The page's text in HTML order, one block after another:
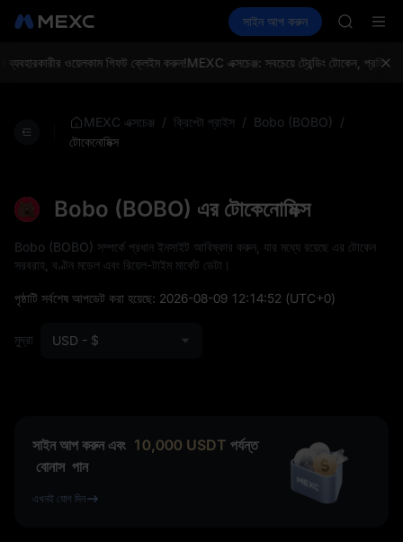
স্পট ফিউচার SPCX আয় করুন
সাইন আপ করুন
ওয়েলকাম গিফট ক্লেইম করুন!MEXC এক্সচেঞ্জ: সবচেয়ে ট্রেন্ডিং টোকেন,
MEXC এক্সচেঞ্জ / ক্রিপ্টো প্রাইস / Bobo (BOBO)
/
টোকেনোমিক্স
Bobo (BOBO) এর টোকেনোমিক্স
Bobo (BOBO) সম্পর্কে প্রধান ইনসাইট আবিষ্কার করুন, যার মধ্যে রয়েছে এর টোকেন
সরবরাহ, বণ্টন মডেল এবং রিয়েল-টাইম মার্কেট ডেটা।
পৃষ্ঠাটি সর্বশেষ আপডেট করা হয়েছে: 2026-08-09 12:14:52 (UTC+0)
মুদ্রা USD - $
সাইন আপ করুন এবং 10,000 USDT পর্যন্ত
বোনাস পান
এখনই যোগ দিন